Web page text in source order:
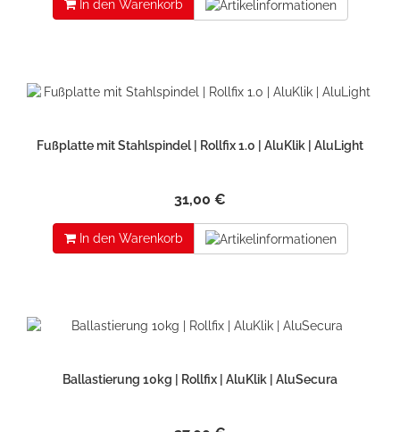
In den Warenkorb
Fußplatte mit Stahlspindel | Rollfix 1.0 | AluKlik | AluLight
31,00 €
In den Warenkorb
Ballastierung 10kg | Rollfix | AluKlik | AluSecura